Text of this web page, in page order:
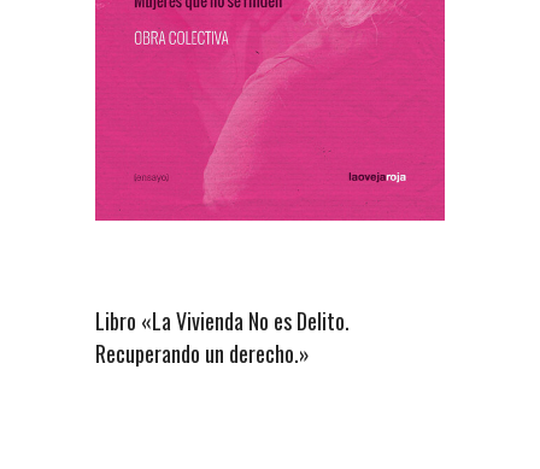
Libro «La Vivienda No es Delito.
Recuperando un derecho.»